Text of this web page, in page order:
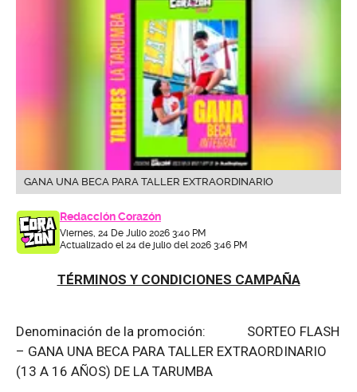
GANA UNA BECA PARA TALLER EXTRAORDINARIO
Redacción Corazón
Viernes, 24 De Julio 2026 3:40 PM
Actualizado el 24 de julio del 2026 3:46 PM
TÉRMINOS Y CONDICIONES CAMPAÑA
Denominación de la promoción: SORTEO FLASH
– GANA UNA BECA PARA TALLER EXTRAORDINARIO
(13 A 16 AÑOS) DE LA TARUMBA